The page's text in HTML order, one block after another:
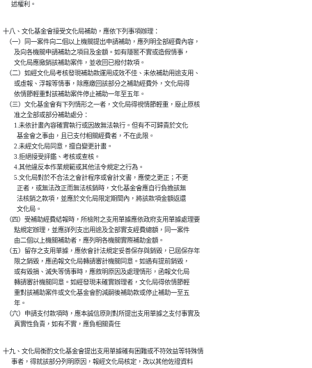
      述權利。
十八、文化基金會接受文化局補助，應依下列事項辦理：
  （一）同一案件向二個以上機關提出申請補助，應列明全部經費內容，
        及向各機關申請補助之項目及金額。如有隱匿不實或造假情事，
        文化局應撤銷該補助案件，並收回已撥付款項。
  （二）如經文化局考核發現補助款運用成效不佳、未依補助用途支用、
        或虛報、浮報等情事，除應繳回該部分之補助經費外，文化局得
        依情節輕重對該補助案件停止補助一年至五年。
  （三）文化基金會有下列情形之一者，文化局得視情節輕重，廢止原核
        准之全部或部分補助處分：
        1.未依計畫內容確實執行或因故無法執行。但有不可歸責於文化
          基金會之事由，且已支付相關經費者，不在此限。
        2.未經文化局同意，擅自變更計畫。
        3.拒絕接受評鑑、考核或查核。
        4.其他違反本作業規範或其他法令規定之行為。
        5.文化局對於不合法之會計程序或會計文書，應使之更正；不更
          正者，或無法改正而無法核銷時，文化基金會應自行負擔該無
          法核銷之款項，並應於文化局限定期間內，將該款項金額返還
          文化局。
  （四）受補助經費結報時，所檢附之支用單據應依政府支用單據處理要
        點規定辦理，並應詳列支出用途及全部實支經費總額，同一案件
        由二個以上機關補助者，應列明各機關實際補助金額。
  （五）留存之支用單據，應依會計法規定妥善保存與銷毀，已屆保存年
        限之銷毀，應函報文化局轉請審計機關同意。如遇有提前銷毀，
        或有毀損、滅失等情事時，應敘明原因及處理情形，函報文化局
        轉請審計機關同意。如經發現未確實辦理者，文化局得依情節輕
        重對該補助案件或文化基金會酌減嗣後補助款或停止補助一至五
        年。
  （六）申請支付款項時，應本誠信原則對所提出支用單據之支付事實及
        真實性負責，如有不實，應負相關責任
十九、文化局衡酌文化基金會提出支用單據確有困難或不符效益等特殊情
      事者，得就該部分列明原因，報經文化局核定，改以其他佐證資料